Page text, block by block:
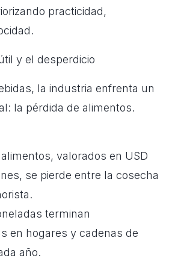
practicidad,
y el desperdicio
la industria enfrenta un
la pérdida de alimentos.
valorados en USD
se pierde entre la cosecha
terminan
en hogares y cadenas de
año.